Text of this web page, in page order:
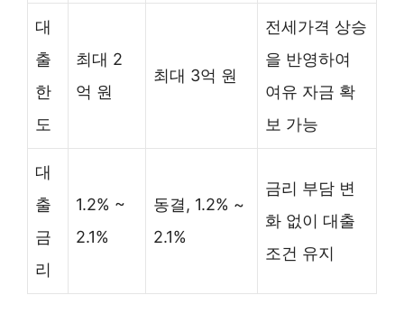
대
출
한
도
최대 2
억 원
최대 3억 원
전세가격 상승
을 반영하여
여유 자금 확
보 가능
대
출
금
리
1.2% ~
2.1%
동결, 1.2% ~
2.1%
금리 부담 변
화 없이 대출
조건 유지